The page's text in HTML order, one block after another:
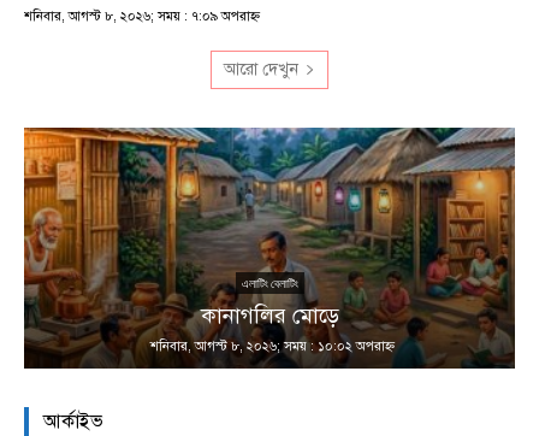
শনিবার, আগস্ট ৮, ২০২৬; সময় : ৭:০৯ অপরাহ্ণ
আরো দেখুন
এলাটিং বেলাটিং
কানাগলির মোড়ে
শনিবার, আগস্ট ৮, ২০২৬; সময় : ১০:০২ অপরাহ্ণ
আর্কাইভ